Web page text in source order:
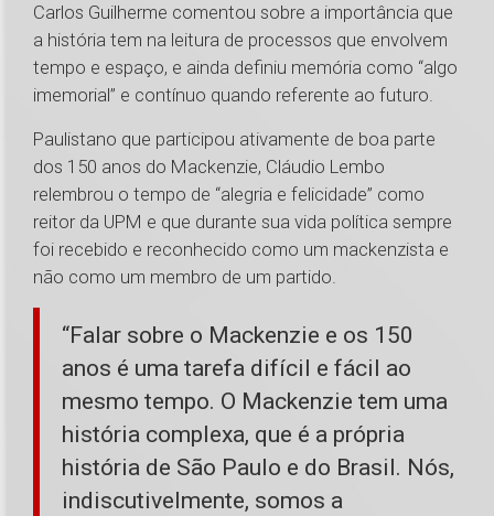
Carlos Guilherme comentou sobre a importância que
a história tem na leitura de processos que envolvem
tempo e espaço, e ainda definiu memória como “algo
imemorial” e contínuo quando referente ao futuro.
Paulistano que participou ativamente de boa parte
dos 150 anos do Mackenzie, Cláudio Lembo
relembrou o tempo de “alegria e felicidade” como
reitor da UPM e que durante sua vida política sempre
foi recebido e reconhecido como um mackenzista e
não como um membro de um partido.
“Falar sobre o Mackenzie e os 150
anos é uma tarefa difícil e fácil ao
mesmo tempo. O Mackenzie tem uma
história complexa, que é a própria
história de São Paulo e do Brasil. Nós,
indiscutivelmente, somos a